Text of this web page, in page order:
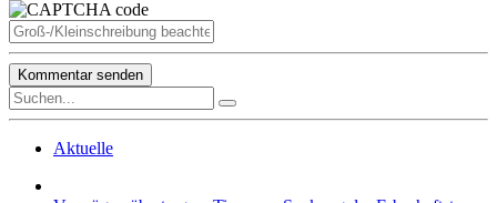
Aktuelle